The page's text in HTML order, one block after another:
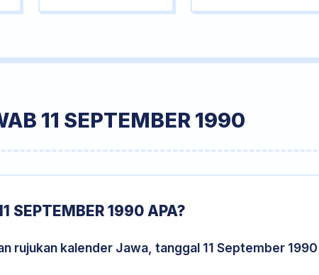
11 SEPTEMBER 1990
SEPTEMBER 1990 APA?
rujukan kalender Jawa, tanggal 11 September